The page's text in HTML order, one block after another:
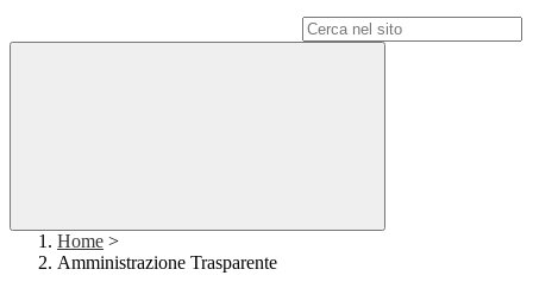
Home >
Amministrazione Trasparente